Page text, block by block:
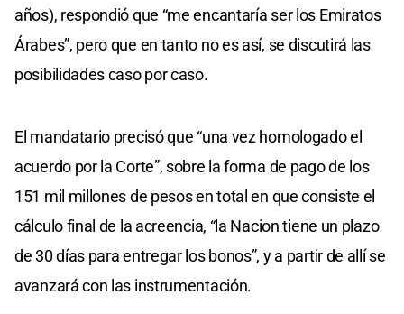
años), respondió que “me encantaría ser los Emiratos
Árabes”, pero que en tanto no es así, se discutirá las
posibilidades caso por caso.
El mandatario precisó que “una vez homologado el
acuerdo por la Corte”, sobre la forma de pago de los
151 mil millones de pesos en total en que consiste el
cálculo final de la acreencia, “la Nacion tiene un plazo
de 30 días para entregar los bonos”, y a partir de allí se
avanzará con las instrumentación.